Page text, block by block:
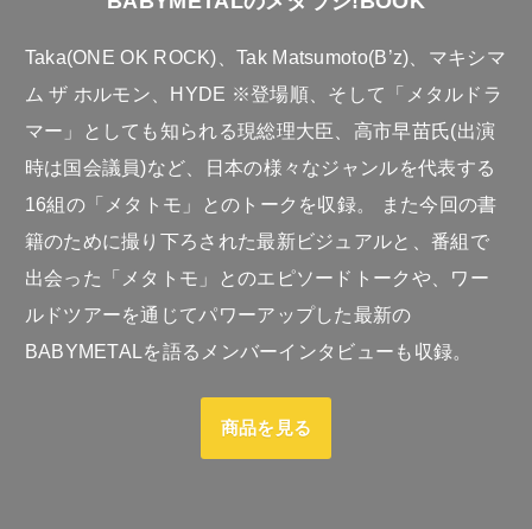
Taka(ONE OK ROCK)、Tak Matsumoto(B’z)、マキシマ
ム ザ ホルモン、HYDE ※登場順、そして「メタルドラ
マー」としても知られる現総理大臣、高市早苗氏(出演
時は国会議員)など、日本の様々なジャンルを代表する
16組の「メタトモ」とのトークを収録。 また今回の書
籍のために撮り下ろされた最新ビジュアルと、番組で
出会った「メタトモ」とのエピソードトークや、ワー
ルドツアーを通じてパワーアップした最新の
BABYMETALを語るメンバーインタビューも収録。
商品を見る